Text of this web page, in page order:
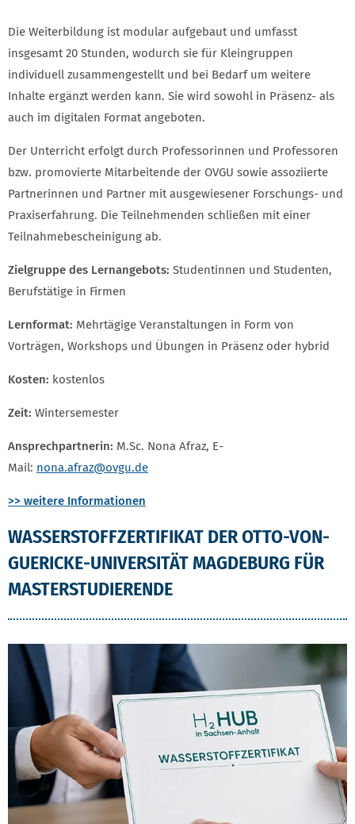
Die Weiterbildung ist modular aufgebaut und umfasst
insgesamt 20 Stunden, wodurch sie für Kleingruppen
individuell zusammengestellt und bei Bedarf um weitere
Inhalte ergänzt werden kann. Sie wird sowohl in Präsenz- als
auch im digitalen Format angeboten.
Der Unterricht erfolgt durch Professorinnen und Professoren
bzw. promovierte Mitarbeitende der OVGU sowie assoziierte
Partnerinnen und Partner mit ausgewiesener Forschungs- und
Praxiserfahrung. Die Teilnehmenden schließen mit einer
Teilnahmebescheinigung ab.
Zielgruppe des Lernangebots: Studentinnen und Studenten,
Berufstätige in Firmen
Lernformat: Mehrtägige Veranstaltungen in Form von
Vorträgen, Workshops und Übungen in Präsenz oder hybrid
Kosten: kostenlos
Zeit: Wintersemester
Ansprechpartnerin: M.Sc. Nona Afraz, E-
Mail: nona.afraz@ovgu.de
>> weitere Informationen
WASSERSTOFFZERTIFIKAT DER OTTO-VON-
GUERICKE-UNIVERSITÄT MAGDEBURG FÜR
MASTERSTUDIERENDE